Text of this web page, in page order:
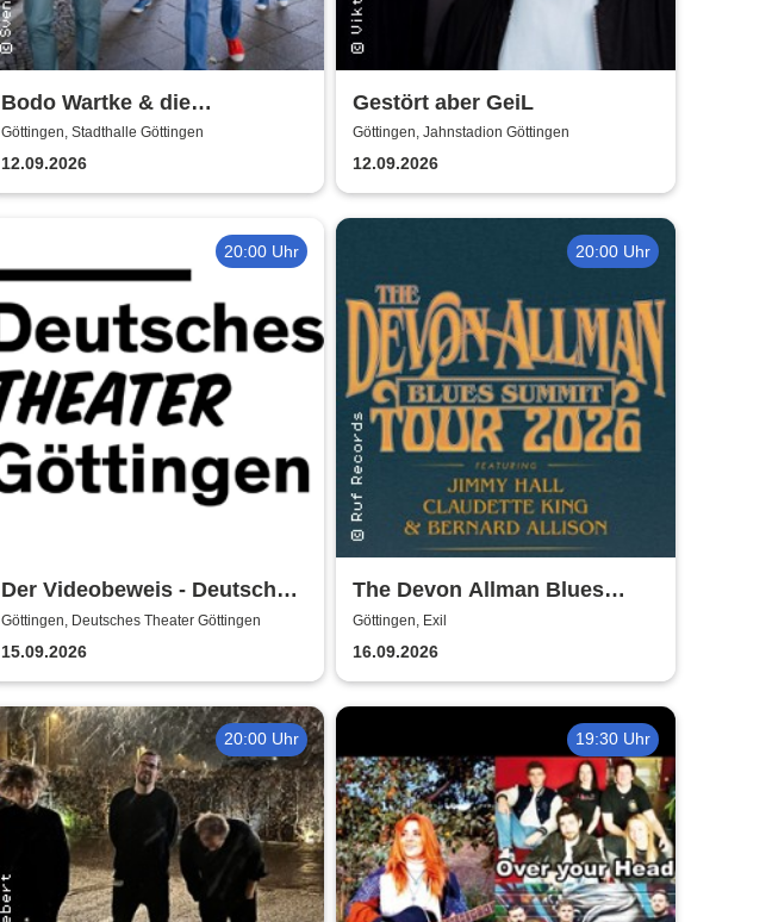
Bodo Wartke & die
SchönenGutenA-Band - In
guter Begleitung
Göttingen, Stadthalle Göttingen
12.09.2026
Gestört aber GeiL
Göttingen, Jahnstadion Göttingen
12.09.2026
20:00 Uhr
Der Videobeweis - Deutsches
Theater Göttingen
Göttingen, Deutsches Theater Göttingen
15.09.2026
20:00 Uhr
The Devon Allman Blues
Summit - European Tour 2026
Göttingen, Exil
16.09.2026
20:00 Uhr 19:30 Uhr